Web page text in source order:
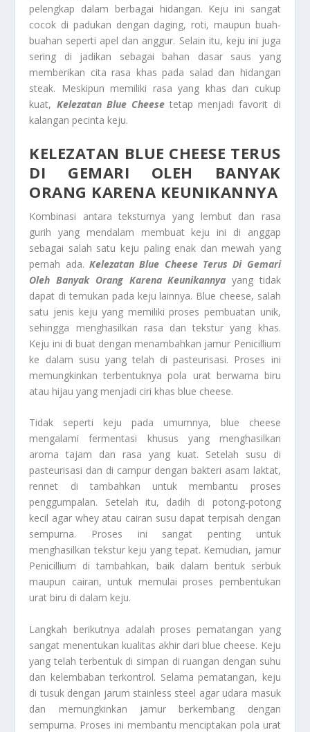
pelengkap dalam berbagai hidangan. Keju ini sangat
cocok di padukan dengan daging, roti, maupun buah-
buahan seperti apel dan anggur. Selain itu, keju ini juga
sering di jadikan sebagai bahan dasar saus yang
memberikan cita rasa khas pada salad dan hidangan
steak. Meskipun memiliki rasa yang khas dan cukup
kuat, Kelezatan Blue Cheesetetap menjadi favorit di
kalangan pecinta keju.
KELEZATAN BLUE CHEESE TERUS
DI GEMARI OLEH BANYAK
ORANG KARENA KEUNIKANNYA
Kombinasi antara teksturnya yang lembut dan rasa
gurih yang mendalam membuat keju ini di anggap
sebagai salah satu keju paling enak dan mewah yang
pernah ada.Kelezatan Blue Cheese Terus Di Gemari
Oleh Banyak Orang Karena Keunikannya yang tidak
dapat di temukan pada keju lainnya. Blue cheese, salah
satu jenis keju yang memiliki proses pembuatan unik,
sehingga menghasilkan rasa dan tekstur yang khas.
Keju ini di buat dengan menambahkan jamur Penicillium
ke dalam susu yang telah di pasteurisasi. Proses ini
memungkinkan terbentuknya pola urat berwarna biru
atau hijau yang menjadi ciri khas blue cheese.
Tidak seperti keju pada umumnya, blue cheese
mengalami fermentasi khusus yang menghasilkan
aroma tajam dan rasa yang kuat. Setelah susu di
pasteurisasi dan di campur dengan bakteri asam laktat,
rennet di tambahkan untuk membantu proses
penggumpalan. Setelah itu, dadih di potong-potong
kecil agar whey atau cairan susu dapat terpisah dengan
sempurna. Proses ini sangat penting untuk
menghasilkan tekstur keju yang tepat. Kemudian, jamur
Penicillium di tambahkan, baik dalam bentuk serbuk
maupun cairan, untuk memulai proses pembentukan
urat biru di dalam keju.
Langkah berikutnya adalah proses pematangan yang
sangat menentukan kualitas akhir dari blue cheese. Keju
yang telah terbentuk di simpan di ruangan dengan suhu
dan kelembaban terkontrol. Selama pematangan, keju
di tusuk dengan jarum stainless steel agar udara masuk
dan memungkinkan jamur berkembang dengan
sempurna. Proses ini membantu menciptakan pola urat